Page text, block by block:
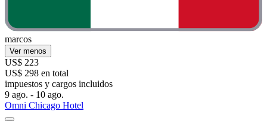
marcos
Ver menos
US$ 223
US$ 298 en total
impuestos y cargos incluidos
9 ago. - 10 ago.
Omni Chicago Hotel